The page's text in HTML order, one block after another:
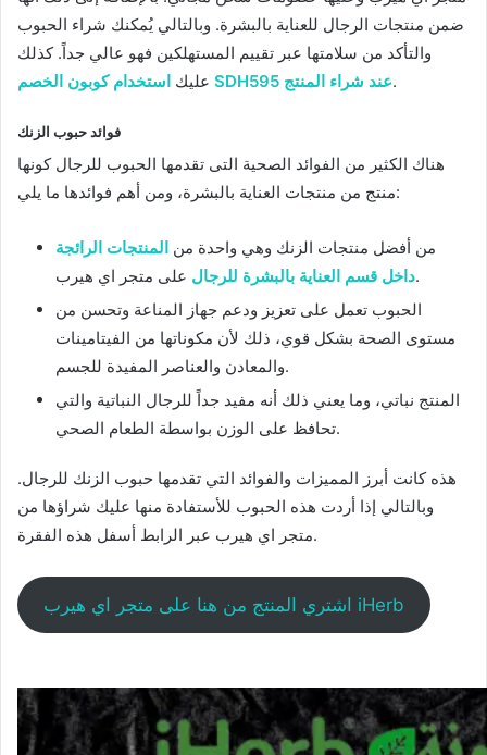
ضمن منتجات الرجال للعناية بالبشرة. وبالتالي يُمكنك شراء الحبوب
والتأكد من سلامتها عبر تقييم المستهلكين فهو عالي جداً. كذلك
عليك
استخدام كوبون الخصم SDH595 عند شراء المنتج.
فوائد حبوب الزنك
هناك الكثير من الفوائد الصحية التى تقدمها الحبوب للرجال كونها
منتج من منتجات العناية بالبشرة، ومن أهم فوائدها ما يلي:
من أفضل منتجات الزنك وهي واحدة من المنتجات الرائجة
داخل قسم العناية بالبشرة للرجالعلى متجر اي هيرب.
الحبوب تعمل على تعزيز ودعم جهاز المناعة وتحسن من
مستوى الصحة بشكل قوي، ذلك لأن مكوناتها من الفيتامينات
والمعادن والعناصر المفيدة للجسم.
المنتج نباتي، وما يعني ذلك أنه مفيد جداً للرجال النباتية والتي
تحافظ على الوزن بواسطة الطعام الصحي.
هذه كانت أبرز المميزات والفوائد التي تقدمها حبوب الزنك للرجال.
وبالتالي إذا أردت هذه الحبوب للأستفادة منها عليك شراؤها من
متجر اي هيرب عبر الرابط أسفل هذه الفقرة.
اشتري المنتج من هنا على متجر اي هيرب iHerb